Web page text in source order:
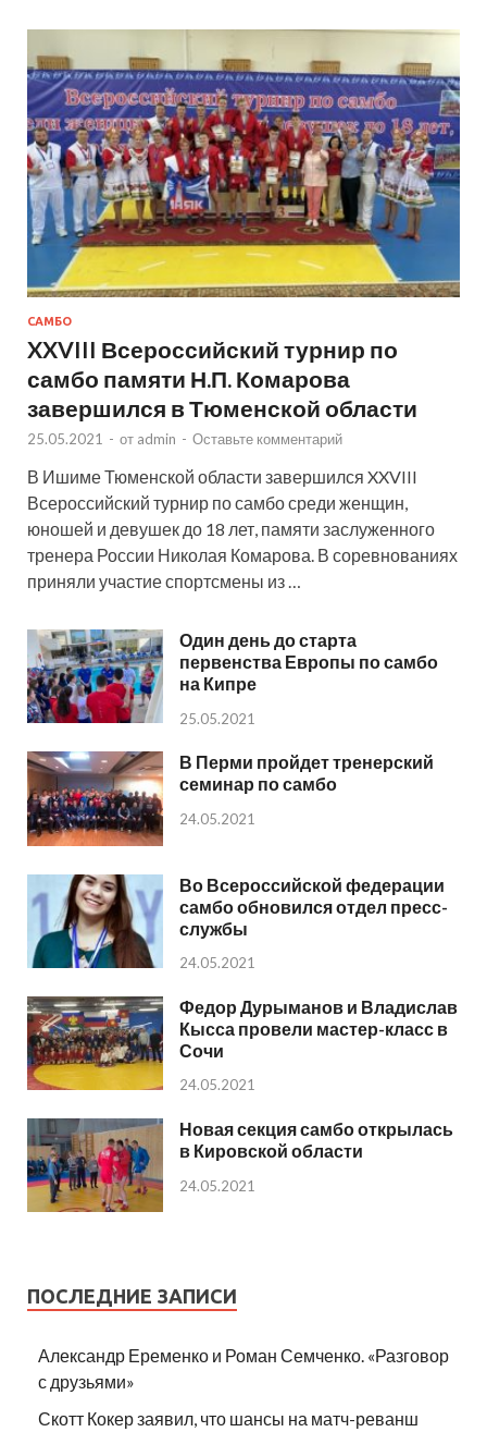
САМБО
XXVIII Всероссийский турнир по
самбо памяти Н.П. Комарова
завершился в Тюменской области
25.05.2021 - от admin - Оставьте комментарий
В Ишиме Тюменской области завершился XXVIII
Всероссийский турнир по самбо среди женщин,
юношей и девушек до 18 лет, памяти заслуженного
тренера России Николая Комарова. В соревнованиях
приняли участие спортсмены из …
Один день до старта
первенства Европы по самбо
на Кипре
25.05.2021
В Перми пройдет тренерский
семинар по самбо
24.05.2021
Во Всероссийской федерации
самбо обновился отдел пресс-
службы
24.05.2021
Федор Дурыманов и Владислав
Кысса провели мастер-класс в
Сочи
24.05.2021
Новая секция самбо открылась
в Кировской области
24.05.2021
ПОСЛЕДНИЕ ЗАПИСИ
Александр Еременко и Роман Семченко. «Разговор
с друзьями»
Скотт Кокер заявил, что шансы на матч-реванш